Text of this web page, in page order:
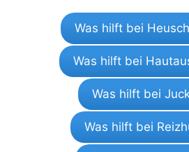
Was hilft bei
Was hilft bei
Was hilft bei
Was hilft bei